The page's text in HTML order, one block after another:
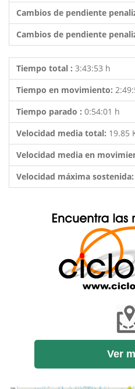
Cambios de pendiente
Cambios de pendiente
Tiempo total : 3:43:53 h
Tiempo en movimiento:
Tiempo parado : 0:54:01 h
Velocidad media total: 19.85
Velocidad media en
Velocidad máxima sostenida:
Ver